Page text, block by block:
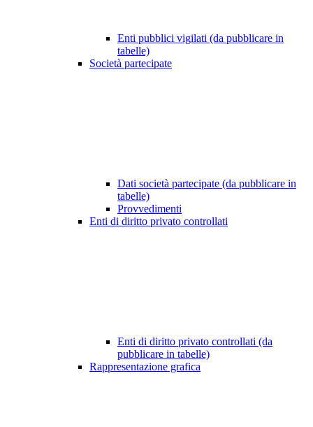
Enti pubblici vigilati (da pubblicare in
tabelle)
Società partecipate
Dati società partecipate (da pubblicare in
tabelle)
Provvedimenti
Enti di diritto privato controllati
Enti di diritto privato controllati (da
pubblicare in tabelle)
Rappresentazione grafica